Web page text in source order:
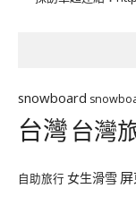
snowboard
台灣台灣
自助旅行 女生滑雪